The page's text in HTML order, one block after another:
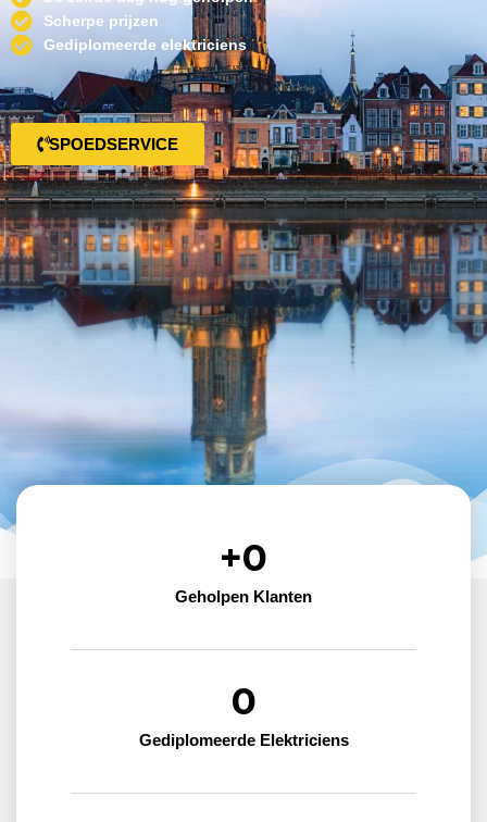
Scherpe prijzen
Gediplomeerde elektriciens
SPOEDSERVICE
Geholpen Klanten
+0
Gediplomeerde Elektriciens
0